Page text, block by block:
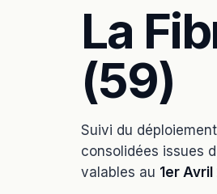
La
(59)
Suivi du
consolidées issues
valables au 1er